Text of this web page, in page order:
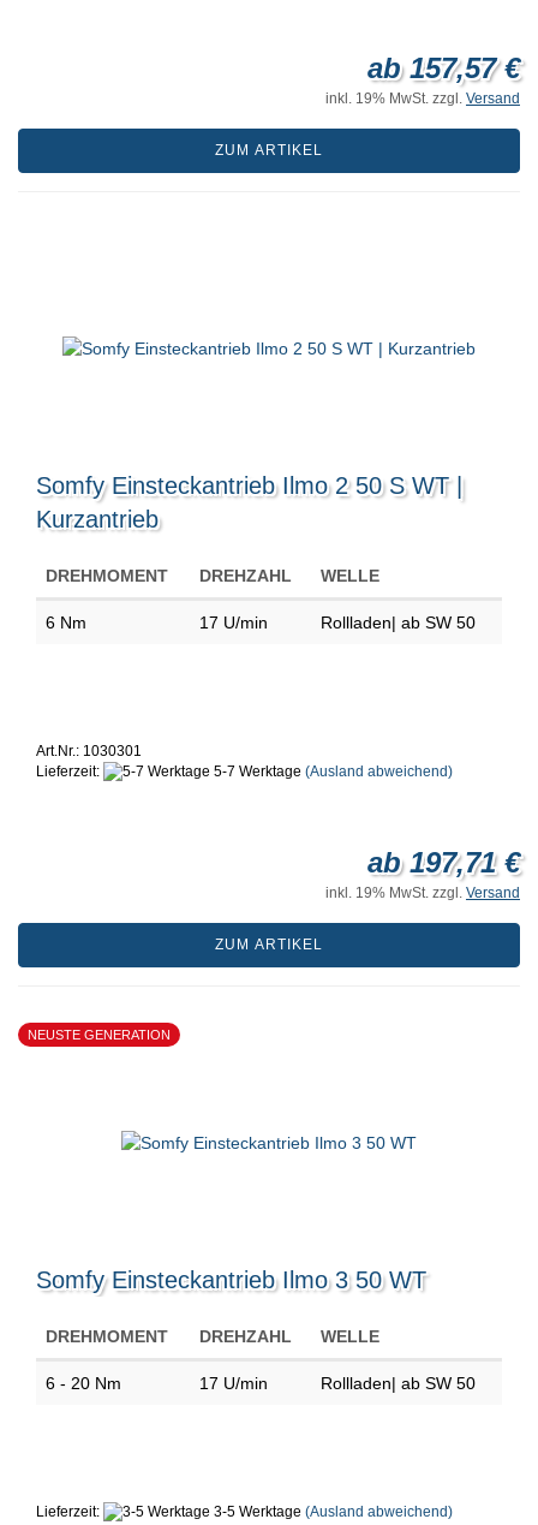
ab 157,57 €
inkl. 19% MwSt. zzgl. Versand
ZUM ARTIKEL
Somfy Einsteckantrieb Ilmo 2 50 S WT |
Kurzantrieb
DREHMOMENT DREHZAHL WELLE
6 Nm 17 U/min Rollladen| ab SW 50
Art.Nr.: 1030301
Lieferzeit:
5-7 Werktage (Ausland abweichend)
ab 197,71 €
inkl. 19% MwSt. zzgl. Versand
ZUM ARTIKEL
NEUSTE GENERATION
Somfy Einsteckantrieb Ilmo 3 50 WT
DREHMOMENT DREHZAHL WELLE
6 - 20 Nm 17 U/min Rollladen| ab SW 50
Lieferzeit: 3-5 Werktage (Ausland abweichend)